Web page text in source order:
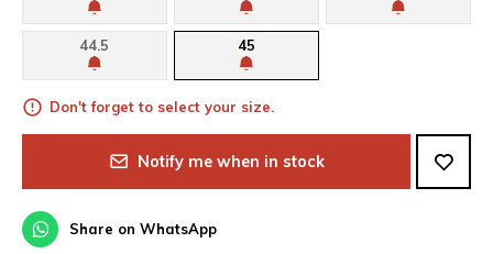
44.5 45
Don't forget to select your size.
Notify me when in stock
Share on WhatsApp